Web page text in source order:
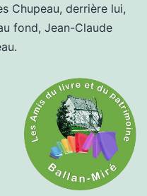
Chupeau, derrière lui,
fond, Jean-Claude